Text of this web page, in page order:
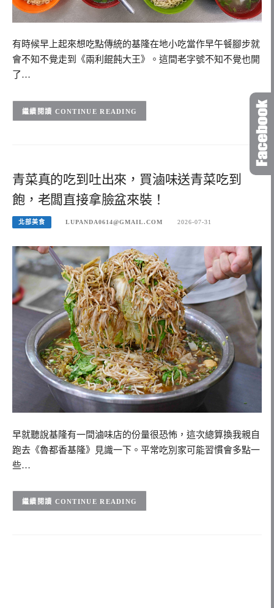
有時候早上起來想吃點傳統的基隆在地小吃當作早午餐腳步就
會不知不覺走到《兩利餛飩大王》。這間老字號不知不覺也開
了…
CONTINUE READING
青菜真的吃到吐出來，買滷味送青菜吃到
飽，老闆直接拿臉盆來裝！
北部美食 LUPANDA0614@GMAIL.COM 2026-07-31
早就聽說基隆有一間滷味店的份量很恐怖，這次總算換我親自
跑去《魯都香基隆》見識一下。平常吃別家可能習慣會多點一
些…
CONTINUE READING